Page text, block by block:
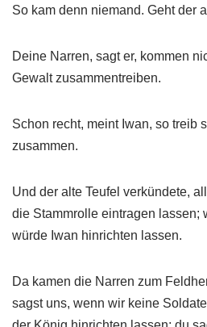
So kam denn niemand. Geht der
Deine Narren, sagt er, kommen
Gewalt zusammentreiben.
Schon recht, meint Iwan, so treib
zusammen.
Und der alte Teufel verkündete,
die Stammrolle eintragen lassen;
würde Iwan hinrichten lassen.
Da kamen die Narren zum
sagst uns, wenn wir keine